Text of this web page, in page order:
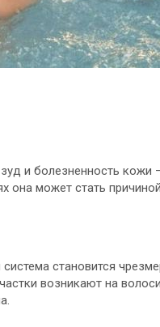
и болезненность кожи
она может стать
становится
возникают на